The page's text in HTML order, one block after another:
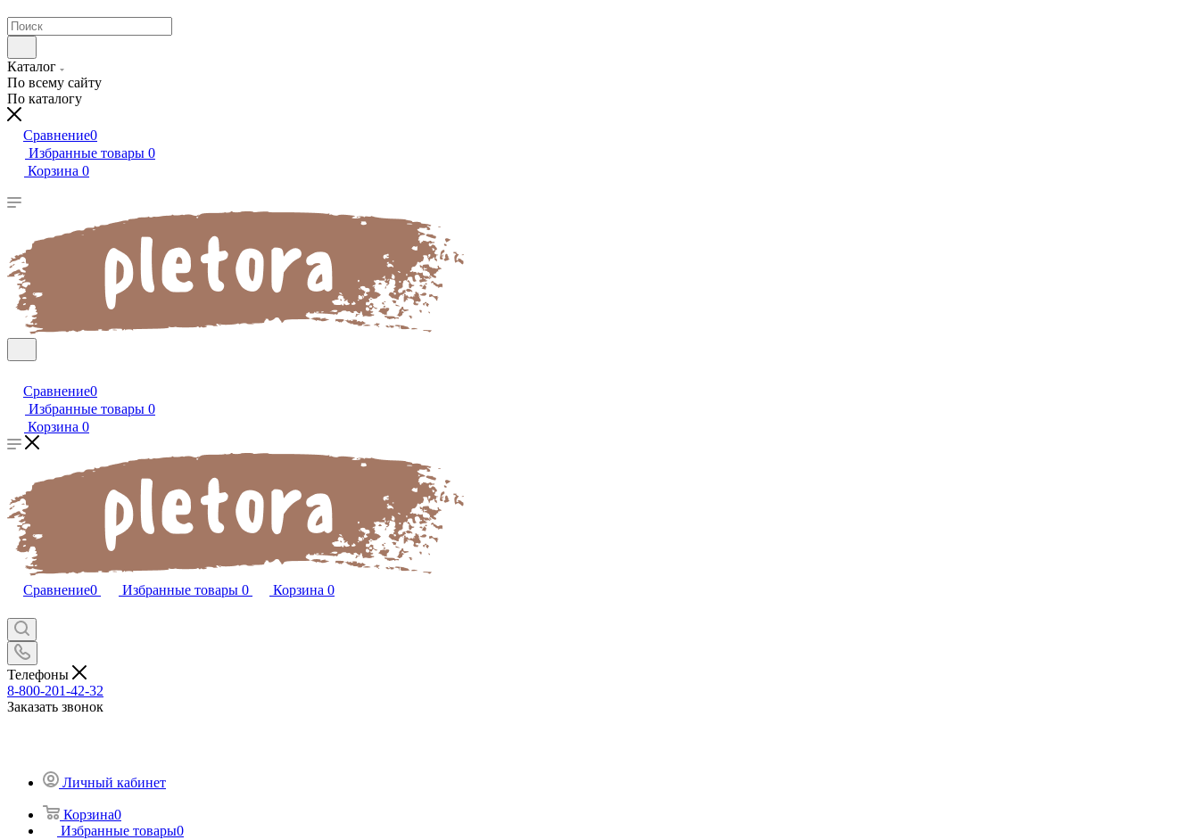
Каталог
По всему сайту
По каталогу
Сравнение0
Избранные товары 0
Корзина 0
Сравнение0
Избранные товары 0
Корзина 0
Сравнение0 Избранные товары 0 Корзина 0
Телефоны
8-800-201-42-32
Заказать звонок
Личный кабинет
Корзина0
Избранные товары0